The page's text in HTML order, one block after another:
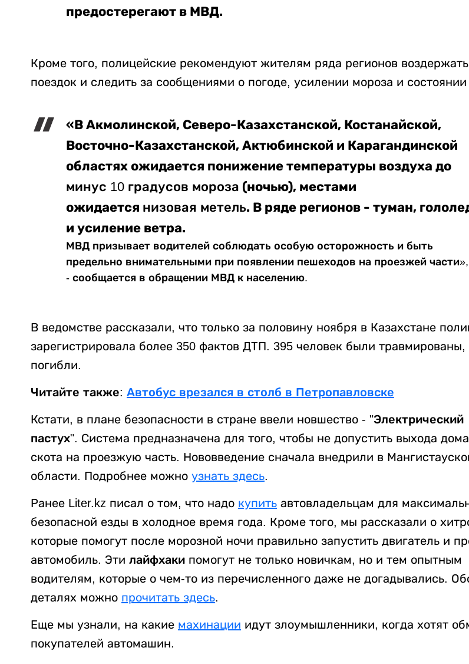
предостерегают в МВД.
Кроме того, полицейские рекомендуют жителям ряда регионов
поездок и следить за сообщениями о погоде, усилении мороза и состоянии
«В Акмолинской, Северо-Казахстанской, Костанайской,
Восточно-Казахстанской, Актюбинской и Карагандинской
областях ожидается понижение температуры воздуха до
минус 10 градусов мороза (ночью), местами
ожидается низовая метель. В ряде регионов - туман,
и усиление ветра.
МВД призывает водителей соблюдать особую осторожность и быть
предельно внимательными при появлении пешеходов на проезжей части»,
- сообщается в обращении МВД к населению.
В ведомстве рассказали, что только за половину ноября в Казахстане
зарегистрировала более 350 фактов ДТП. 395 человек были травмированы,
погибли.
Читайте также: Автобус врезался в столб в Петропавловске
Кстати, в плане безопасности в стране ввели новшество - "Электрический
пастух". Система предназначена для того, чтобы не допустить выхода
скота на проезжую часть. Нововведение сначала внедрили в
области. Подробнее можно узнать здесь.
Ранее Liter.kz писал о том, что надо купить автовладельцам для
безопасной езды в холодное время года. Кроме того, мы рассказали о
которые помогут после морозной ночи правильно запустить двигатель и
автомобиль. Эти лайфхаки помогут не только новичкам, но и тем опытным
водителям, которые о чем-то из перечисленного даже не догадывались.
деталях можно прочитать здесь.
Еще мы узнали, на какие махинации идут злоумышленники, когда хотят
покупателей автомашин.